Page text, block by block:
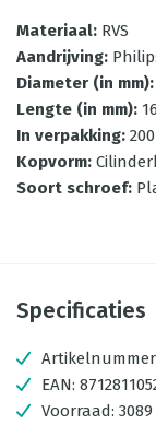
Materiaal: RVS
Aandrijving:
Diameter (in mm):
Lengte (in mm): 16
In verpakking:
Kopvorm:
Soort schroef:
Specificaties
EAN:
Voorraad: 3089